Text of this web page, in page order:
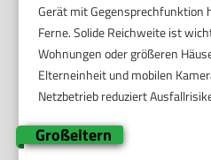
Gerät mit Gegensprechfunktion
Ferne. Solide Reichweite ist
Wohnungen oder größeren
Elterneinheit und mobilen
Netzbetrieb reduziert
Großeltern